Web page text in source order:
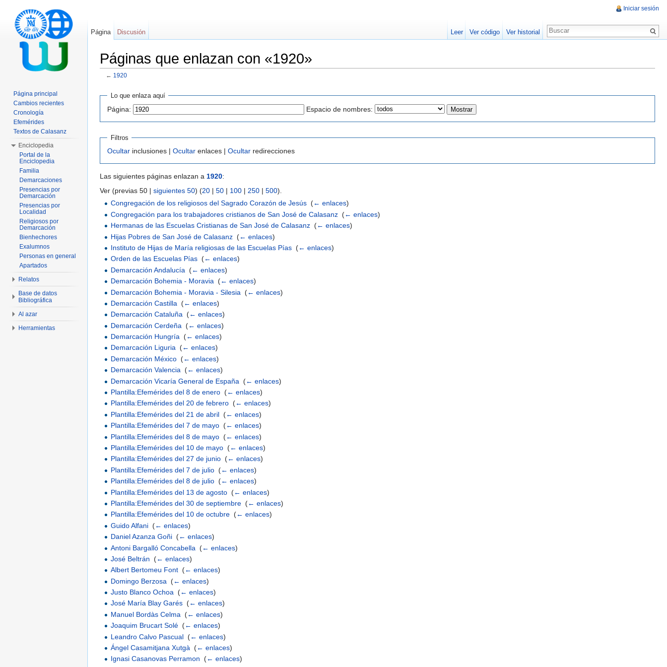
Páginas que enlazan con «1920»
← 1920
Lo que enlaza aquí
Página: Espacio de nombres:
Filtros
Ocultar inclusiones | Ocultar enlaces | Ocultar redirecciones
Las siguientes páginas enlazan a 1920:
Ver (previas 50 | siguientes 50) (20 | 50 | 100 | 250 | 500).
Congregación de los religiosos del Sagrado Corazón de Jesús (← enlaces)
Congregación para los trabajadores cristianos de San José de Calasanz (← enlaces)
Hermanas de las Escuelas Cristianas de San José de Calasanz (← enlaces)
Hijas Pobres de San José de Calasanz (← enlaces)
Instituto de Hijas de María religiosas de las Escuelas Pías (← enlaces)
Orden de las Escuelas Pías (← enlaces)
Demarcación Andalucía
(← enlaces)
Demarcación Bohemia - Moravia
(← enlaces)
Demarcación Bohemia - Moravia - Silesia
(← enlaces)
Demarcación Castilla
(← enlaces)
Demarcación Cataluña (← enlaces)
Demarcación Cerdeña
(← enlaces)
Demarcación Hungría
(← enlaces)
Demarcación Liguria (← enlaces)
Demarcación México (← enlaces)
Demarcación Valencia (← enlaces)
Demarcación Vicaría General de España
(← enlaces)
Plantilla:Efemérides del 8 de enero (← enlaces)
Plantilla:Efemérides del 20 de febrero (← enlaces)
Plantilla:Efemérides del 21 de abril (← enlaces)
Plantilla:Efemérides del 7 de mayo (← enlaces)
Plantilla:Efemérides del 8 de mayo (← enlaces)
Plantilla:Efemérides del 10 de mayo (← enlaces)
Plantilla:Efemérides del 27 de junio (← enlaces)
Plantilla:Efemérides del 7 de julio (← enlaces)
Plantilla:Efemérides del 8 de julio (← enlaces)
Plantilla:Efemérides del 13 de agosto (← enlaces)
Plantilla:Efemérides del 30 de septiembre (← enlaces)
Plantilla:Efemérides del 10 de octubre (← enlaces)
Guido Alfani (← enlaces)
Daniel Azanza Goñi (← enlaces)
Antoni Bargalló Concabella
(← enlaces)
José Beltrán
(← enlaces)
Albert Bertomeu Font (← enlaces)
Domingo Berzosa
(← enlaces)
Justo Blanco Ochoa
(← enlaces)
José María Blay Garés (← enlaces)
Manuel Bordàs Celma
(← enlaces)
Joaquim Brucart Solé (← enlaces)
Leandro Calvo Pascual (← enlaces)
Ángel Casamitjana Xutgà
(← enlaces)
Ignasi Casanovas Perramon
(← enlaces)
Iniciar sesión
Página Discusión Leer Ver código Ver historial
Página principal
Cambios recientes
Cronología
Efemérides
Textos de Calasanz
Enciclopedia
Portal de la
Enciclopedia
Familia
Demarcaciones
Presencias por
Demarcación
Presencias por
Localidad
Religiosos por
Demarcación
Bienhechores
Exalumnos
Personas en general
Apartados
Relatos
Base de datos
Bibliográfica
Al azar
Herramientas